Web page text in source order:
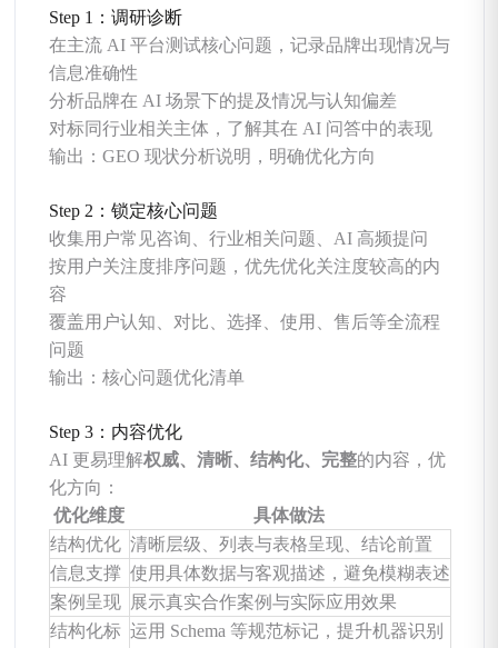
Step 1：调研诊断
在主流 AI 平台测试核心问题，记录品牌出现情况与
信息准确性
分析品牌在 AI 场景下的提及情况与认知偏差
对标同行业相关主体，了解其在 AI 问答中的表现
输出：GEO 现状分析说明，明确优化方向
Step 2：锁定核心问题
收集用户常见咨询、行业相关问题、AI 高频提问
按用户关注度排序问题，优先优化关注度较高的内
容
覆盖用户认知、对比、选择、使用、售后等全流程
问题
输出：核心问题优化清单
Step 3：内容优化
AI 更易理解权威、清晰、结构化、完整的内容，优
化方向：
优化维度
具体做法
结构优化 清晰层级、列表与表格呈现、结论前置
信息支撑 使用具体数据与客观描述，避免模糊表述
案例呈现
展示真实合作案例与实际应用效果
结构化标 运用 Schema 等规范标记，提升机器识别